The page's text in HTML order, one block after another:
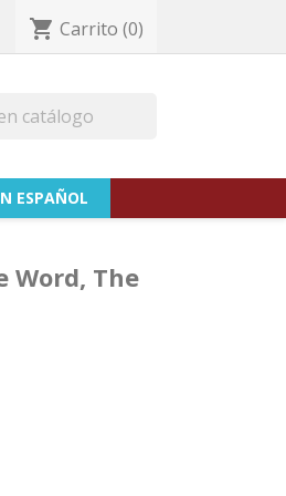
shopping_cart Carrito (0)
ESPAÑOL
The